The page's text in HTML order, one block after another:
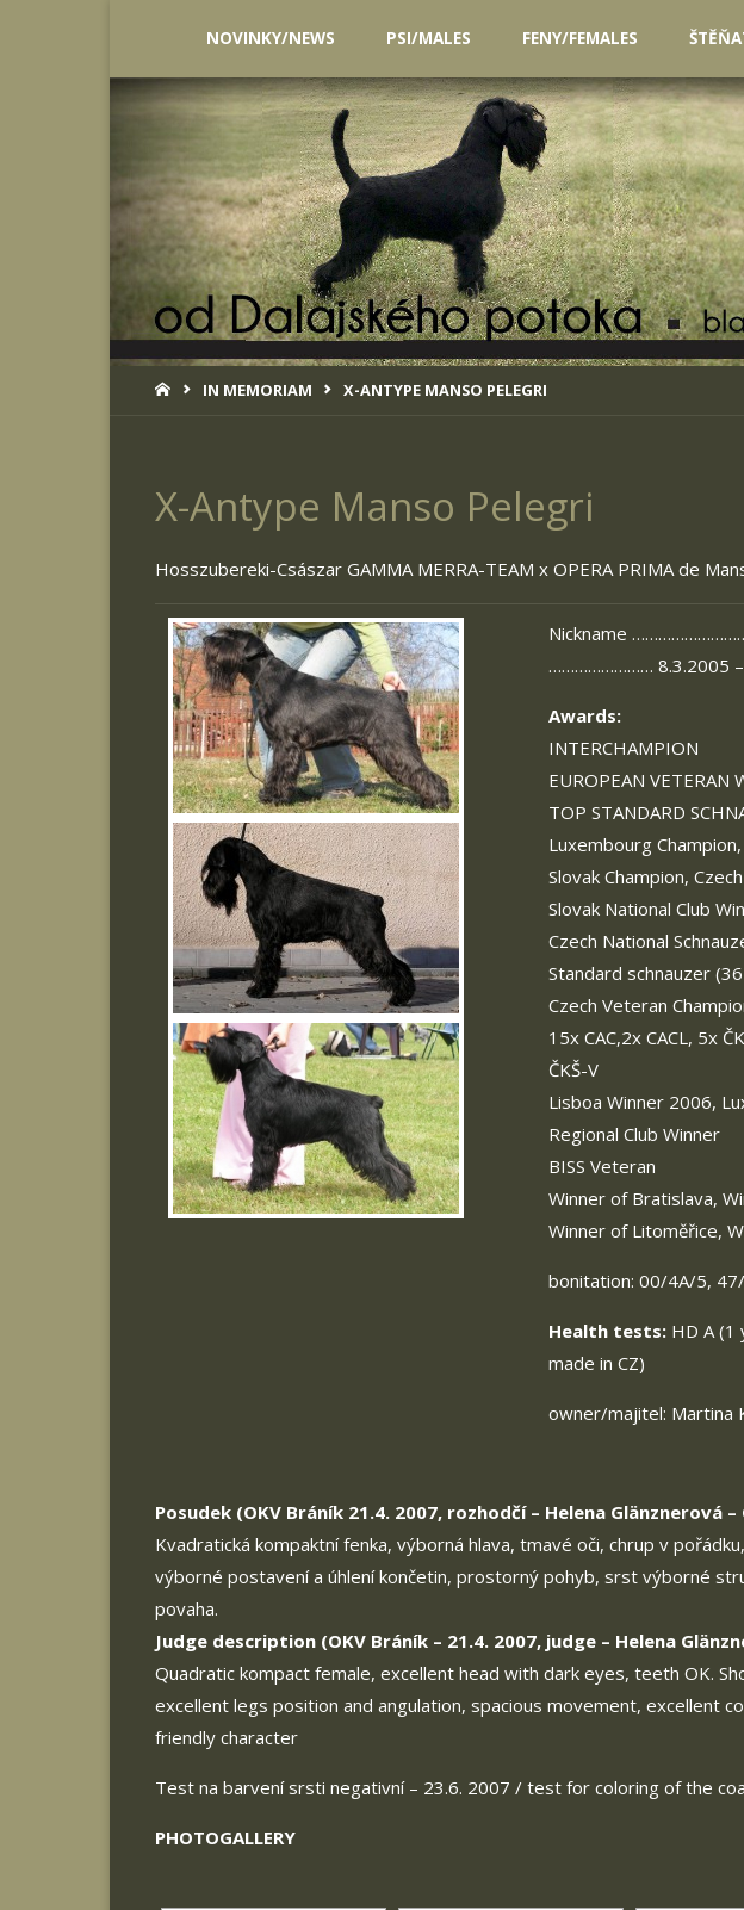
Skip
to
content
NOVINKY/NEWS PSI/MALES FENY/FEMALES
HOMEIN MEMORIAM X-ANTYPE MANSO PELEGRI
X-Antype Manso Pelegri
Hosszubereki-Császar GAMMA MERRA-TEAM x OPERA PRIMA de
Nickname
…………………… 8.3.2005 –
Awards:
INTERCHAMPION
EUROPEAN VETERAN
TOP STANDARD
Luxembourg
Slovak Champion,
Slovak National Club
Czech National
Standard schnauzer
Czech Veteran
15x CAC,2x CACL, 5x
ČKŠ-V
Lisboa Winner 2006,
Regional Club Winner
BISS Veteran
Winner of Bratislava,
Winner of Litoměřice,
bonitation: 00/4A/5,
Health tests: HD A (1
made in CZ)
owner/majitel: Martina
Posudek (OKV Bráník 21.4. 2007, rozhodčí – Helena Glänznerová –
Kvadratická kompaktní fenka, výborná hlava, tmavé oči, chrup v
výborné postavení a úhlení končetin, prostorný pohyb, srst výborné
povaha.
Judge description (OKV Bráník – 21.4. 2007, judge – Helena
Quadratic kompact female, excellent head with dark eyes, teeth OK.
excellent legs position and angulation, spacious movement, excellent
friendly character
Test na barvení srsti negativní – 23.6. 2007 / test for coloring of the
PHOTOGALLERY